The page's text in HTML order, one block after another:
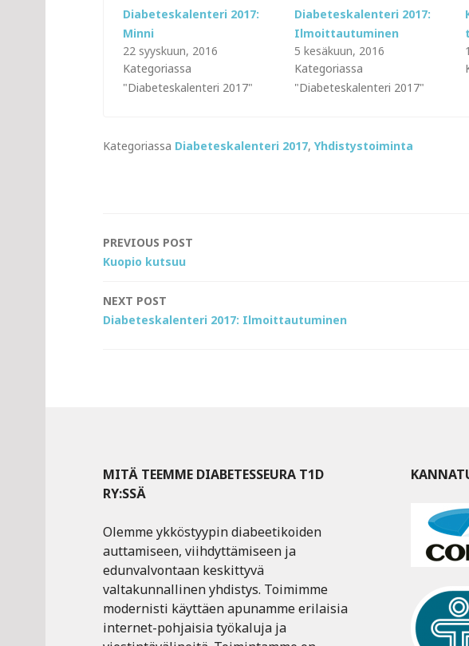
Diabeteskalenteri 2017:
Minni
22 syyskuun, 2016
Kategoriassa
"Diabeteskalenteri 2017"
Diabeteskalenteri 2017:
Ilmoittautuminen
5 kesäkuun, 2016
Kategoriassa
"Diabeteskalenteri 2017"
Kategoriassa Diabeteskalenteri 2017, Yhdistystoiminta
Post
PREVIOUS POST
Kuopio kutsuu
NEXT POST
Diabeteskalenteri 2017: Ilmoittautuminen
MITÄ TEEMME DIABETESSEURA T1D
RY:SSÄ
Olemme ykköstyypin diabeetikoiden
auttamiseen, viihdyttämiseen ja
edunvalvontaan keskittyvä
valtakunnallinen yhdistys. Toimimme
modernisti käyttäen apunamme erilaisia
internet-pohjaisia työkaluja ja